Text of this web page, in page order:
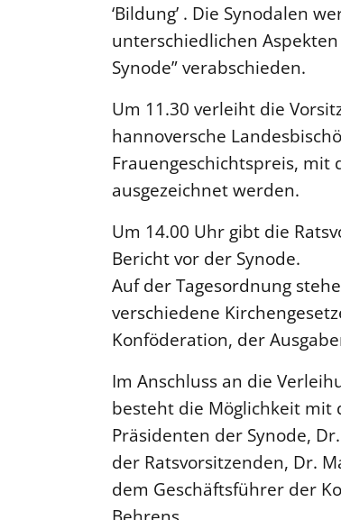
‘Bildung’ . Die Synodalen
unterschiedlichen
Synode” verabschieden.
Um 11.30 verleiht die
hannoversche
Frauengeschichtspreis, mit
ausgezeichnet werden.
Um 14.00 Uhr gibt die
Bericht vor der Synode.
Auf der Tagesordnung
verschiedene
Konföderation, der
Im Anschluss an die
besteht die Möglichkeit mit
Präsidenten der Synode,
der Ratsvorsitzenden, Dr.
dem Geschäftsführer der